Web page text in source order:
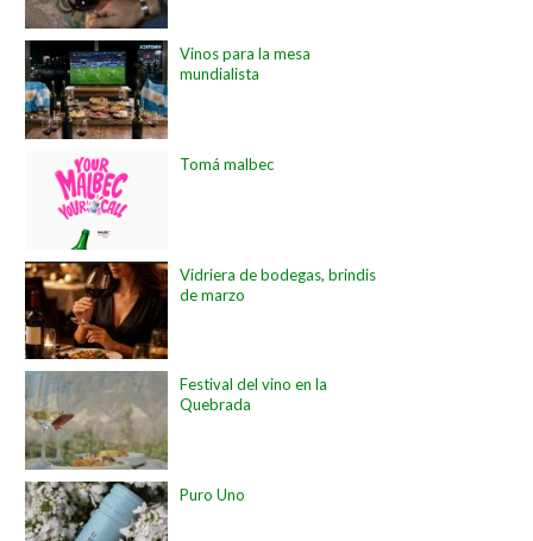
Vinos para la mesa
mundialista
Tomá malbec
Vidriera de bodegas, brindis
de marzo
Festival del vino en la
Quebrada
Puro Uno